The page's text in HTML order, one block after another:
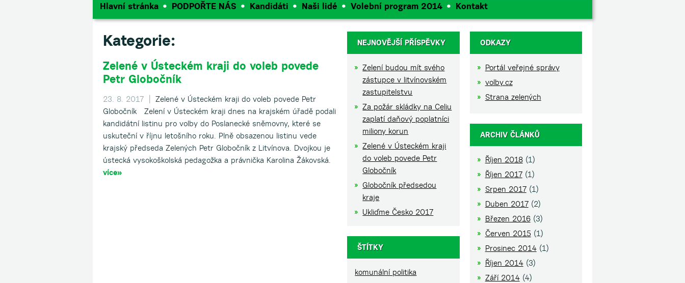
Hlavní stránka PODPOŘTE NÁS Kandidáti Naši lidé Volební program 2014 Kontakt
Kategorie:
Zelené v Ústeckém kraji do voleb povede
Petr Globočník
23. 8. 2017 |
Zelené v Ústeckém kraji do voleb povede Petr
Globočník Zelení v Ústeckém kraji dnes na krajském úřadě podali
kandidátní listinu pro volby do Poslanecké sněmovny, které se
uskuteční v říjnu letošního roku. Plně obsazenou listinu vede
krajský předseda Zelených Petr Globočník z Litvínova. Dvojkou je
ústecká vysokoškolská pedagožka a právnička Karolina Žákovská.
více»
NEJNOVĚJŠÍ PŘÍSPĚVKY
Zelení budou mít svého
zástupce v litvínovském
zastupitelstvu
Za požár skládky na Celiu
zaplatí daňový poplatníci
miliony korun
Zelené v Ústeckém kraji
do voleb povede Petr
Globočník
Globočník předsedou
kraje
Ukliďme Česko 2017
ŠTÍTKY
komunální politika
ODKAZY
Portál veřejné správy
volby.cz
Strana zelených
ARCHIV ČLÁNKŮ
Říjen 2018(1)
Říjen 2017(1)
Srpen 2017(1)
Duben 2017(2)
Březen 2016(3)
Červen 2015(1)
Prosinec 2014(1)
Říjen 2014(3)
Září 2014(4)